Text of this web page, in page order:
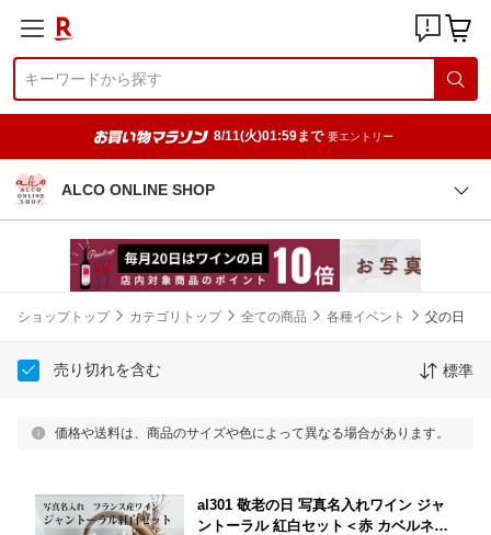
8/11(火)01:59まで 要エントリー
ALCO ONLINE SHOP
ショップトップ カテゴリトップ 全ての商品 各種イベント 父の日
売り切れを含む 標準
価格や送料は、商品のサイズや色によって異なる場合があります。
al301 敬老の日 写真名入れワイン ジャ
ントーラル 紅白セット＜赤 カベルネソ